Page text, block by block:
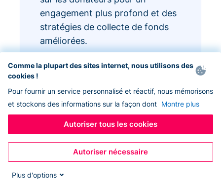
engagement plus profond et des
stratégies de collecte de fonds
améliorées.
Comme la plupart des sites internet, nous utilisons des
cookies !
Pour fournir un service personnalisé et réactif, nous mémorisons
et stockons des informations sur la façon dont Montre plus
Autoriser tous les cookies
Autoriser nécessaire
Plus d'options